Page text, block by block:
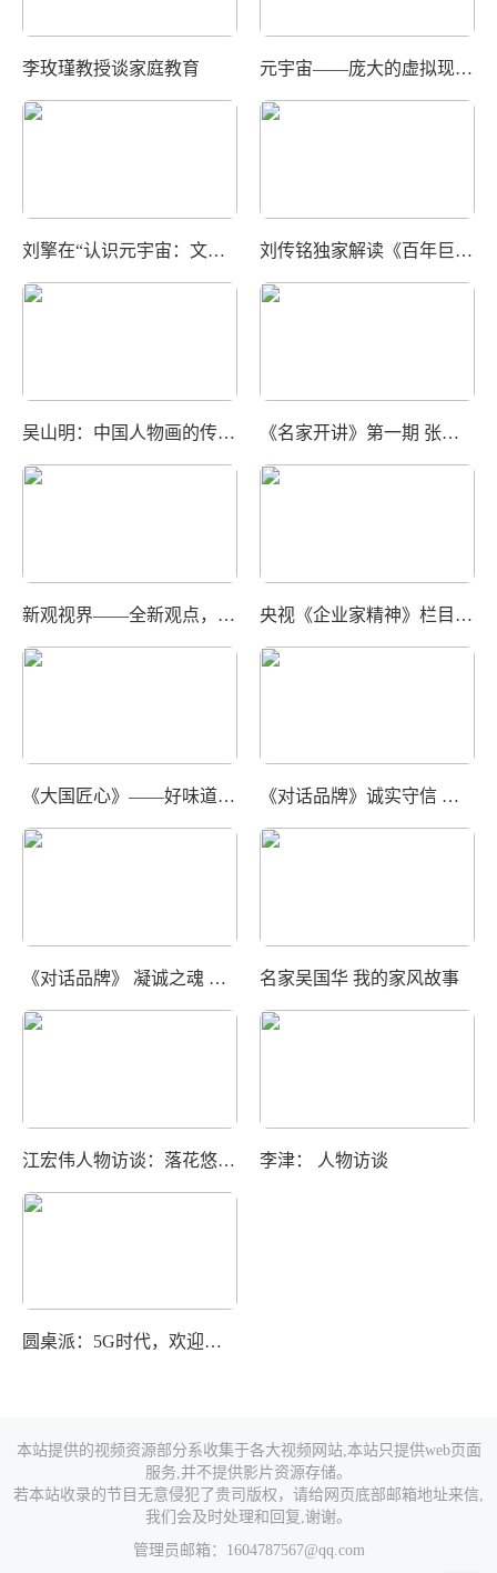
李玫瑾教授谈家庭教育 元宇宙——庞大的虚拟现实世界
刘擎在“认识元宇宙：文化、社会与人类的未来”学术论坛上的发言 刘传铭独家解读《百年巨匠》吴昌硕缺席原因
吴山明：中国人物画的传承与创新 《名家开讲》第一期 张立辰：笔、墨、纸在绘画中的“讲究”
新观视界——全新观点，独特视角 央视《企业家精神》栏目专访车娃娃董事长林霞
《大国匠心》——好味道始终如一陕西知名品牌杨翔受 《对话品牌》诚实守信 以人为本
《对话品牌》 凝诚之魂 聚信之本 郭代军先生 名家吴国华 我的家风故事
江宏伟人物访谈：落花悠悠，却道春风依旧 李津： 人物访谈
圆桌派：5G时代，欢迎来到未来
本站提供的视频资源部分系收集于各大视频网站,本站只提供web页面
服务,并不提供影片资源存储。
若本站收录的节目无意侵犯了贵司版权，请给网页底部邮箱地址来信,
我们会及时处理和回复,谢谢。
管理员邮箱：1604787567@qq.com